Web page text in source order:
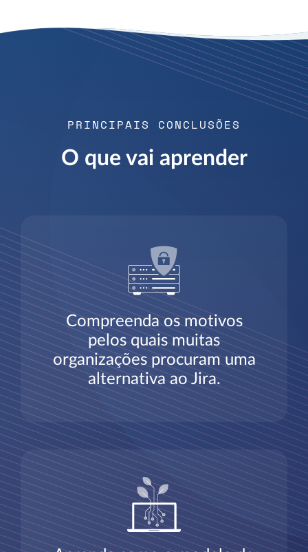
PRINCIPAIS CONCLUSÕES
O que vai aprender
Compreenda os motivos
pelos quais muitas
organizações procuram uma
alternativa ao Jira.